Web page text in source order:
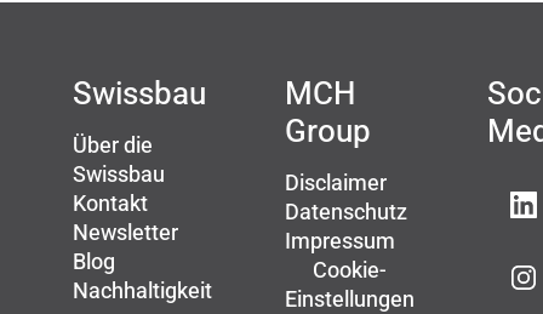
Swissbau
Über die
Swissbau
Kontakt
Newsletter
Blog
Nachhaltigkeit
MCH
Group
Disclaimer
Datenschutz
Impressum
Cookie-
Einstellungen